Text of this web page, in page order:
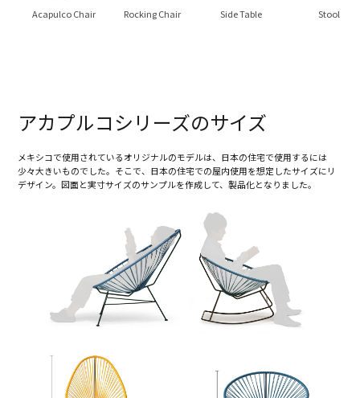
Acapulco Chair Rocking Chair Side Table Stool
アカプルコシリーズのサイズ
メキシコで使用されているオリジナルのモデルは、日本の住宅で使用するには
少々大きいものでした。そこで、日本の住宅での屋内使用を想定したサイズにリ
デザイン。図面と実寸サイズのサンプルを作成して、製品化となりました。